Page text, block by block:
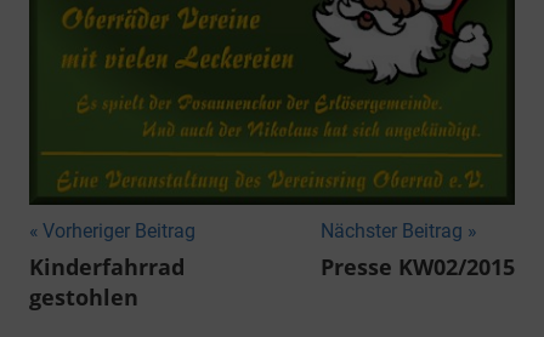
Beitragsnavigation
Vorheriger Beitrag
Kinderfahrrad
gestohlen
Nächster Beitrag
Presse KW02/2015